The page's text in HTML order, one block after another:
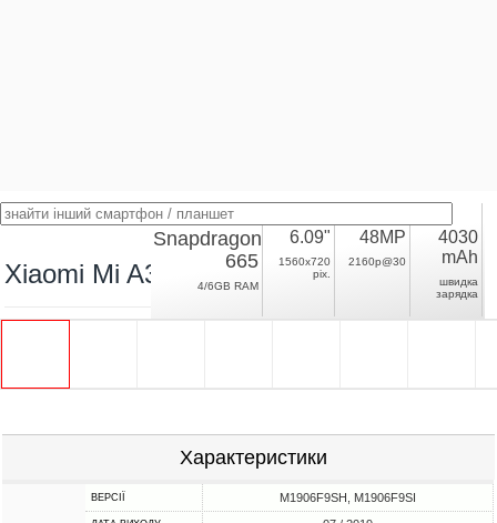
Xiaomi Mi A3
Snapdragon
665
4/6GB RAM
6.09"
1560x720
pix.
48MP
2160p@30
4030
mAh
швидка
зарядка
Характеристики
ВЕРСІЇ M1906F9SH, M1906F9SI